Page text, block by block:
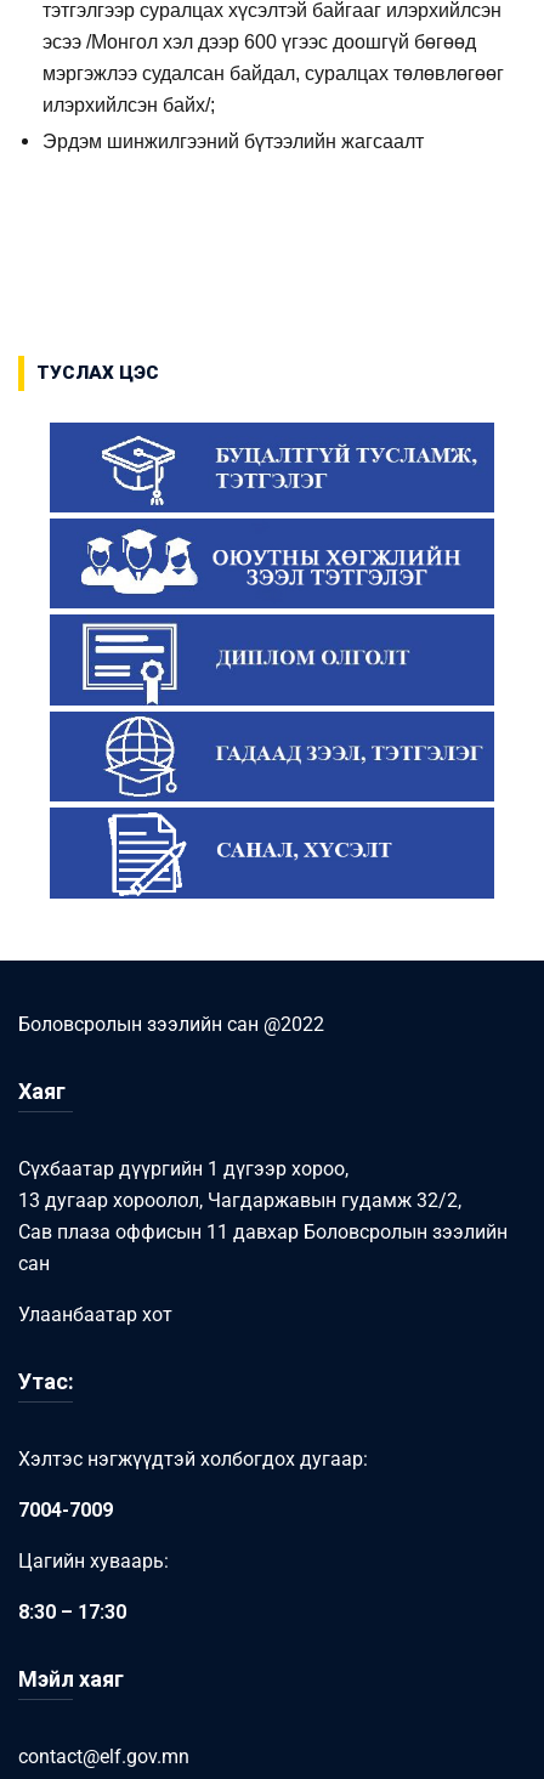
тэтгэлгээр суралцах хүсэлтэй байгааг илэрхийлсэн
эсээ /Монгол хэл дээр 600 үгээс доошгүй бөгөөд
мэргэжлээ судалсан байдал, суралцах төлөвлөгөөг
илэрхийлсэн байх/;
Эрдэм шинжилгээний бүтээлийн жагсаалт
ТУСЛАХ ЦЭС
Боловсролын зээлийн сан @2022
Хаяг
Сүхбаатар дүүргийн 1 дүгээр хороо,
13 дугаар хороолол, Чагдаржавын гудамж 32/2,
Сав плаза оффисын 11 давхар Боловсролын зээлийн
сан
Улаанбаатар хот
Утас:
Хэлтэс нэгжүүдтэй холбогдох дугаар:
7004-7009
Цагийн хуваарь:
8:30 – 17:30
Мэйл хаяг
contact@elf.gov.mn